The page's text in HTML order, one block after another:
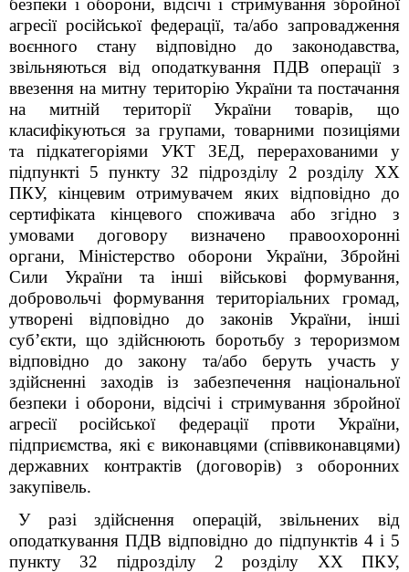
безпеки і оборони, відсічі і стримування збройної
агресії російської федерації, та/або запровадження
воєнного стану відповідно до законодавства,
звільняються від оподаткування ПДВ операції з
ввезення на митну територію України та постачання
на митній території Українитоварів,що
класифікуються за групами, товарними позиціями
та підкатегоріями УКТ ЗЕД, перерахованими у
підпункті 5 пункту 32 підрозділу 2 розділу XX
ПКУ,кінцевим отримувачем яких відповідно до
сертифіката кінцевого споживача або згідно з
умовами договору визначено правоохоронні
органи, Міністерство оборони України, Збройні
Сили України та інші військові формування,
добровольчі формування територіальних громад,
утворені відповідно до законів України, інші
суб’єкти, що здійснюють боротьбу з тероризмом
відповідно до закону та/або беруть участь у
здійсненні заходів із забезпечення національної
безпеки і оборони, відсічі і стримування збройної
агресії російської федерації проти України,
підприємства, які є виконавцями (співвиконавцями)
державних контрактів (договорів) з оборонних
закупівель.
У разі здійснення операцій, звільнених від
оподаткування ПДВ відповідно до підпунктів 4 і 5
пункту 32 підрозділу 2 розділу XX ПКУ,